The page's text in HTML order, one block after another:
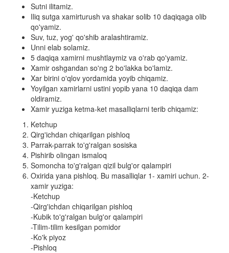
Sutni ilitamiz.
Iliq sutga xamirturush va shakar solib 10 daqiqaga olib
qo'yamiz.
Suv, tuz, yog' qo'shib aralashtiramiz.
Unni elab solamiz.
5 daqiqa xamirni mushtlaymiz va o'rab qo'yamiz.
Xamir oshgandan so'ng 2 bo'lakka bo'lamiz.
Xar birini o'qlov yordamida yoyib chiqamiz.
Yoyilgan xamirlarni ustini yopib yana 10 daqiqa dam
oldiramiz.
Xamir yuziga ketma-ket masalliqlarni terib chiqamiz:
Ketchup
Qirg'ichdan chiqarilgan pishloq
Parrak-parrak to'g'ralgan sosiska
Pishirib olingan ismaloq
Somoncha to'g'ralgan qizil bulg'or qalampiri
Oxirida yana pishloq. Bu masalliqlar 1- xamiri uchun. 2-
xamir yuziga:
-Ketchup
-Qirg'ichdan chiqarilgan pishloq
-Kubik to'g'ralgan bulg'or qalampiri
-Tilim-tilim kesilgan pomidor
-Ko'k piyoz
-Pishloq